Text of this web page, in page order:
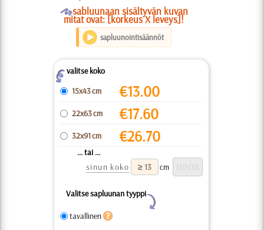
Osabluunaan sisältyvän kuvan
mitat ovat: [korkeus X leveys]!
sapluunointisäännöt
Zvalitse koko
15x43 cm
€13.00
22x63 cm €17.60
32x91 cm €26.70
... tai ...
sinun koko
cm
Valitse sapluunan tyyppi
Y
tavallinen